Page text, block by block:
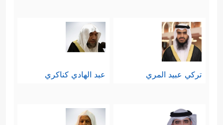
تركي عبيد المري عبد الهادي كناكري